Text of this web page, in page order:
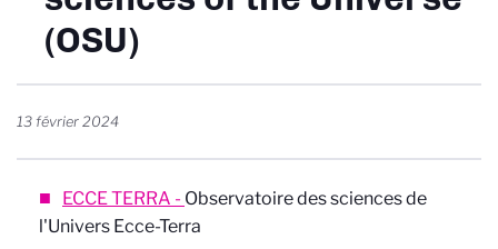
(OSU)
13 février 2024
ECCE TERRA - Observatoire des sciences de
l'Univers Ecce-Terra